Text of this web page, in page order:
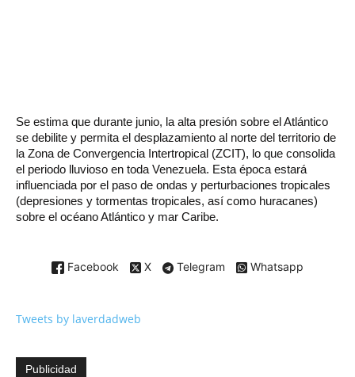
Se estima que durante junio, la alta presión sobre el Atlántico
se debilite y permita el desplazamiento al norte del territorio de
la Zona de Convergencia Intertropical (ZCIT), lo que consolida
el periodo lluvioso en toda Venezuela. Esta época estará
influenciada por el paso de ondas y perturbaciones tropicales
(depresiones y tormentas tropicales, así como huracanes)
sobre el océano Atlántico y mar Caribe.
Facebook X Telegram Whatsapp
Tweets by laverdadweb
Publicidad